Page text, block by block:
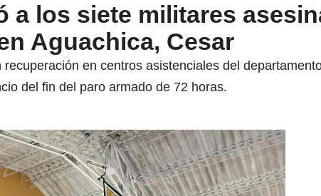
a los siete militares
Aguachica, Cesar
en centros asistenciales del
del fin del paro armado de 72 horas.